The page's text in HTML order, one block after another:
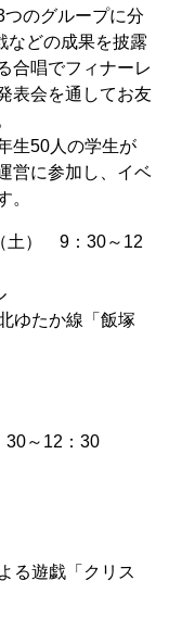
のグループに分
などの成果を披露
合唱でフィナーレ
表会を通してお友
生50人の学生が
営に参加し、イベ
。
土） 9：30～12
たか線「飯塚
30～12：30
る遊戯「クリス